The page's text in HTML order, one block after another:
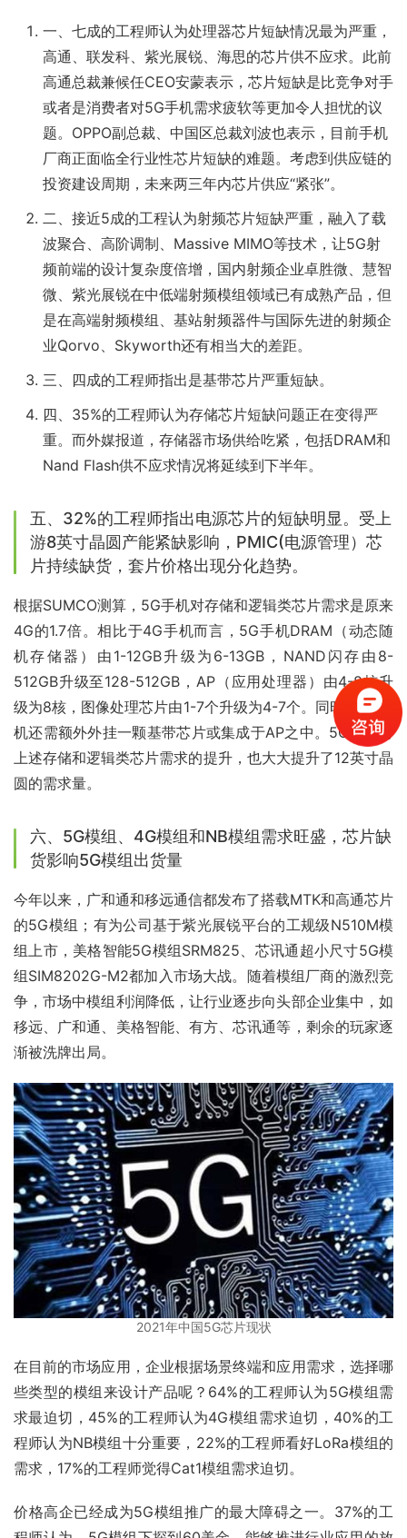
一、七成的工程师认为处理器芯片短缺情况最为严重，
高通、联发科、紫光展锐、海思的芯片供不应求。此前
高通总裁兼候任CEO安蒙表示，芯片短缺是比竞争对手
或者是消费者对5G手机需求疲软等更加令人担忧的议
题。OPPO副总裁、中国区总裁刘波也表示，目前手机
厂商正面临全行业性芯片短缺的难题。考虑到供应链的
投资建设周期，未来两三年内芯片供应“紧张”。
二、接近5成的工程认为射频芯片短缺严重，融入了载
波聚合、高阶调制、Massive MIMO等技术，让5G射
频前端的设计复杂度倍增，国内射频企业卓胜微、慧智
微、紫光展锐在中低端射频模组领域已有成熟产品，但
是在高端射频模组、基站射频器件与国际先进的射频企
业Qorvo、Skyworth还有相当大的差距。
三、四成的工程师指出是基带芯片严重短缺。
四、35%的工程师认为存储芯片短缺问题正在变得严
重。而外媒报道，存储器市场供给吃紧，包括DRAM和
Nand Flash供不应求情况将延续到下半年。
五、32%的工程师指出电源芯片的短缺明显。受上
游8英寸晶圆产能紧缺影响，PMIC(电源管理）芯
片持续缺货，套片价格出现分化趋势。
根据SUMCO测算，5G手机对存储和逻辑类芯片需求是原来
4G的1.7倍。相比于4G手机而言，5G手机DRAM（动态随
机存储器）由1-12GB升级为6-13GB，NAND闪存由8-
512GB升级至128-512GB，AP（应用处理器）由4-8核升
级为8核，图像处理芯片由1-7个升级为4-7个。同时，5G手
机还需额外外挂一颗基带芯片或集成于AP之中。5G手机对
上述存储和逻辑类芯片需求的提升，也大大提升了12英寸晶
圆的需求量。
六、5G模组、4G模组和NB模组需求旺盛，芯片缺
货影响5G模组出货量
今年以来，广和通和移远通信都发布了搭载MTK和高通芯片
的5G模组；有为公司基于紫光展锐平台的工规级N510M模
组上市，美格智能5G模组SRM825、芯讯通超小尺寸5G模
组SIM8202G-M2都加入市场大战。随着模组厂商的激烈竞
争，市场中模组利润降低，让行业逐步向头部企业集中，如
移远、广和通、美格智能、有方、芯讯通等，剩余的玩家逐
渐被洗牌出局。
2021年中国5G芯片现状
在目前的市场应用，企业根据场景终端和应用需求，选择哪
些类型的模组来设计产品呢？64%的工程师认为5G模组需
求最迫切，45%的工程师认为4G模组需求迫切，40%的工
程师认为NB模组十分重要，22%的工程师看好LoRa模组的
需求，17%的工程师觉得Cat1模组需求迫切。
价格高企已经成为5G模组推广的最大障碍之一。37%的工